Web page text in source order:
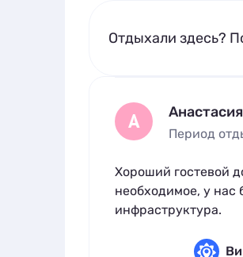
Отдыхали здесь?
А Анастасия
Период
Хороший гостевой
необходимое, у нас
инфраструктура.